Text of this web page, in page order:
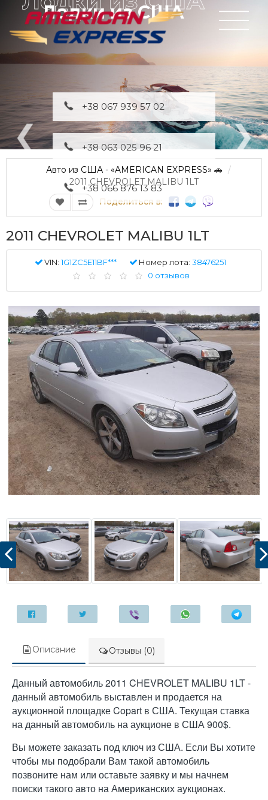
Лодки из США
+38 067 939 57 02
+38 063 025 96 21
+38 066 876 13 83
Авто из США - «AMERICAN EXPRESS» 🚗
2011 CHEVROLET MALIBU 1LT
Поделиться в:
2011 CHEVROLET MALIBU 1LT
VIN:1G1ZC5E11BF*** Номер лота: 38476251
0 отзывов
Описание Отзывы (0)
Данный автомобиль 2011 CHEVROLET MALIBU 1LT -
данный автомобиль выставлен и продается на
аукционной площадке Copart в США. Текущая ставка
на данный автомобиль на аукционе в США 900$.
Вы можете заказать под ключ из США. Если Вы хотите
чтобы мы подобрали Вам такой автомобиль
позвоните нам или оставьте заявку и мы начнем
поиски такого авто на Американских аукционах.